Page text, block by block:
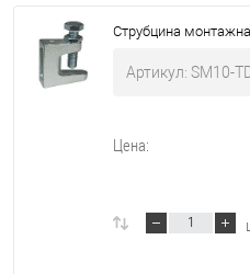
Струбцина
Артикул: SM10-
Цена: